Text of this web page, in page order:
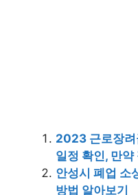
2023 근로장려
일정 확인, 만약
안성시 폐업 소
방법 알아보기